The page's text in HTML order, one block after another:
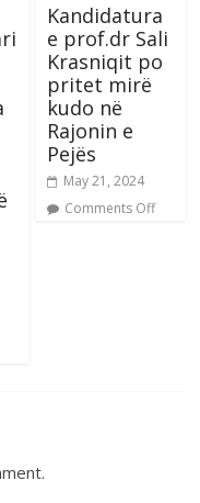
Kandidatura
e prof.dr Sali
Krasniqit po
pritet mirë
kudo në
Rajonin e
Pejës
May 21, 2024
Comments Off